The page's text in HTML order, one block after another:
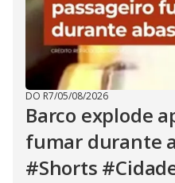
DO R7/05/08/2026
Barco explode
fumar durante
#Shorts